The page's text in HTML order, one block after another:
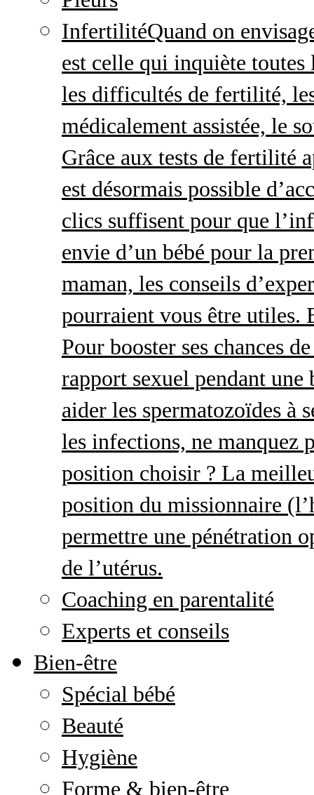
InfertilitéQuand on
est celle qui inquiète
les difficultés de fertilité,
médicalement assistée, le
Grâce aux tests de fertilité
est désormais possible
clics suffisent pour que
envie d’un bébé pour la
maman, les conseils
pourraient vous être utiles.
Pour booster ses chances
rapport sexuel pendant
aider les spermatozoïdes à
les infections, ne manquez
position choisir ? La
position du missionnaire
permettre une pénétration
de l’utérus.
Coaching en parentalité
Experts et conseils
Bien-être
Spécial bébé
Beauté
Hygiène
Forme & bien-être